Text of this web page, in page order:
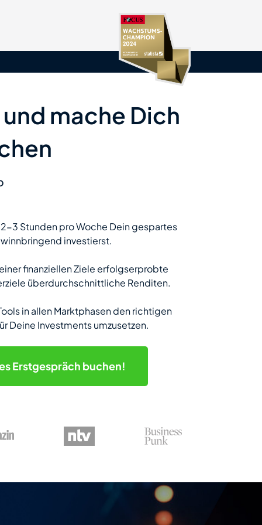
mache Dich
3 Stunden pro Woche Dein gespartes
investierst.
finanziellen Ziele erfolgserprobte
überdurchschnittliche Renditen.
in allen Marktphasen den richtigen
Deine Investments umzusetzen.
Erstgespräch buchen!